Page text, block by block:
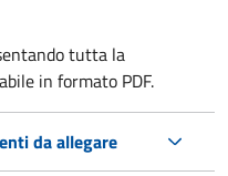
tutta la
in formato PDF.
da allegare